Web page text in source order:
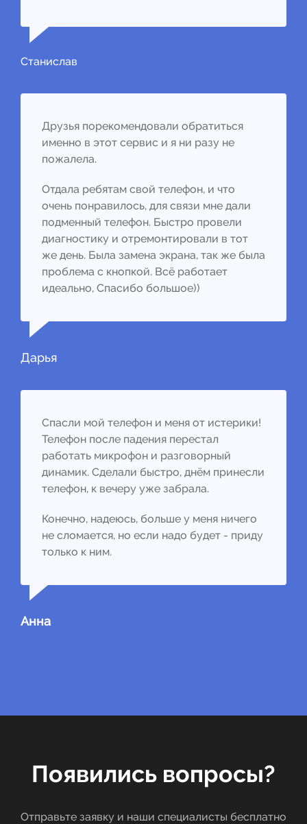
Станислав
Друзья порекомендовали обратиться
именно в этот сервис и я ни разу не
пожалела.
Отдала ребятам свой телефон, и что
очень понравилось, для связи мне дали
подменный телефон. Быстро провели
диагностику и отремонтировали в тот
же день. Была замена экрана, так же была
проблема с кнопкой. Всё работает
идеально, Спасибо большое))
Дарья
Спасли мой телефон и меня от истерики!
Телефон после падения перестал
работать микрофон и разговорный
динамик. Сделали быстро, днём принесли
телефон, к вечеру уже забрала.
Конечно, надеюсь, больше у меня ничего
не сломается, но если надо будет - приду
только к ним.
Анна
Появились вопросы?
Отправьте заявку и наши специалисты бесплатно